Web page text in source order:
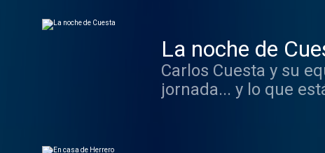
La noche de
Carlos Cuesta y su
jornada... y lo que